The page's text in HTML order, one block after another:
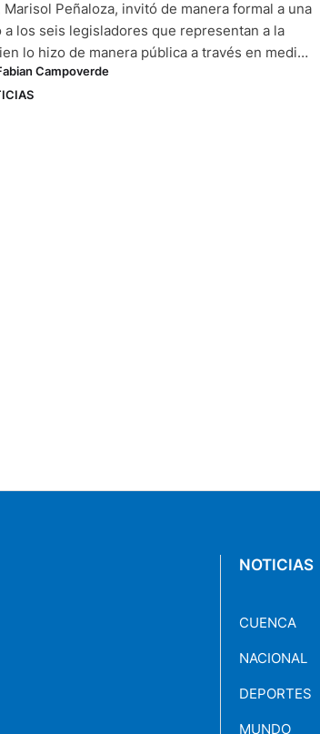
Marisol Peñaloza, invitó de manera formal a una
los seis legisladores que representan a la
lo hizo de manera pública a través en medios
legisladores confirmaron que la autoridad
formal y, en algunos …
Campoverde
NOTICIAS
CUENCA
NACIONAL
DEPORTES
MUNDO